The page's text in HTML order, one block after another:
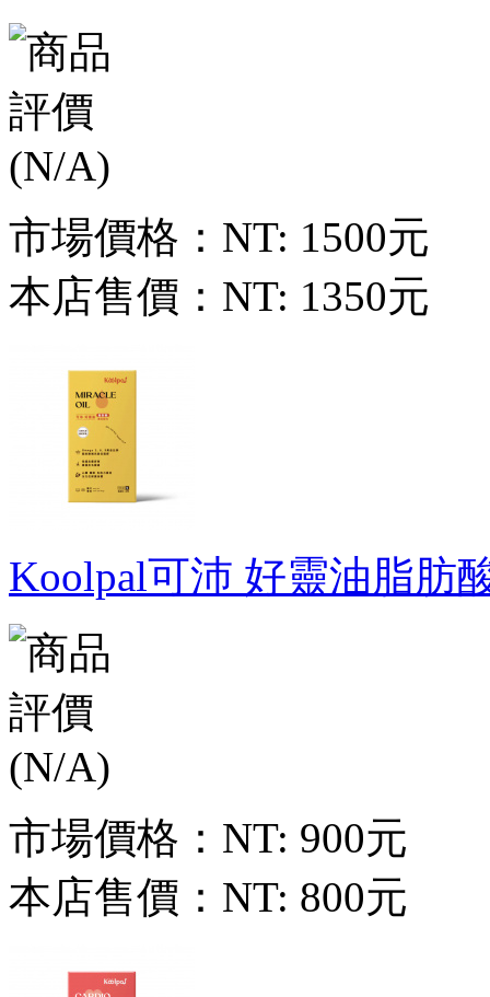
市場價格： NT: 1500元
本店售價： NT: 1350元
Koolpal可沛 好靈油脂肪
市場價格： NT: 900元
本店售價： NT: 800元